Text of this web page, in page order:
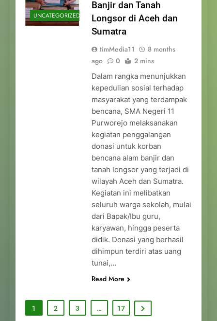
UNCATEGORIZED
Banjir dan Tanah
Longsor di Aceh dan
Sumatra
timMedia11
8 months
ago
0 2 mins
Dalam rangka menunjukkan
kepedulian sosial terhadap
masyarakat yang terdampak
bencana, SMA Negeri 11
Purworejo melaksanakan
kegiatan penggalangan
donasi untuk korban
bencana alam banjir dan
tanah longsor yang terjadi di
wilayah Aceh dan Sumatra.
Kegiatan ini melibatkan
seluruh warga sekolah, mulai
dari Bapak/Ibu guru,
karyawan, hingga peserta
didik. Donasi yang berhasil
dihimpun terdiri atas uang
tunai,…
Read More
1 2 3 … 17